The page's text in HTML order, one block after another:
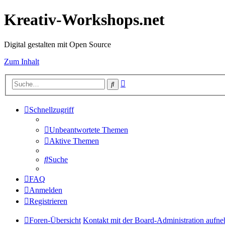
Kreativ-Workshops.net
Digital gestalten mit Open Source
Zum Inhalt
Suche
Schnellzugriff
Unbeantwortete Themen
Aktive Themen
Suche
FAQ
Anmelden
Registrieren
Foren-Übersicht Kontakt mit der Board-Administration